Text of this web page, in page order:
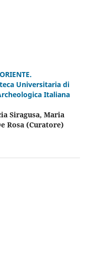
Universitaria di
Italiana
Siragusa, Maria
Rosa (Curatore)